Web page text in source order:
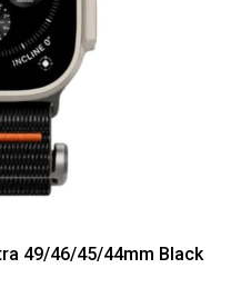
49/46/45/44mm Black